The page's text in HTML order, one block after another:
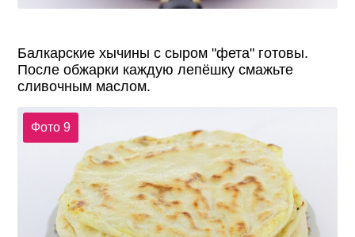
Балкарские хычины с сыром "фета" готовы.
После обжарки каждую лепёшку смажьте
сливочным маслом.
Фото 9